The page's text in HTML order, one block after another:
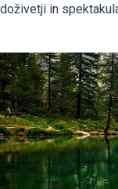
doživetji in